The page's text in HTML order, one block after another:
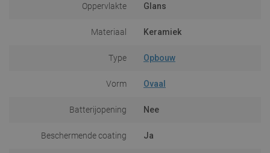
Oppervlakte Glans
Materiaal Keramiek
Type Opbouw
Vorm Ovaal
Batterijopening Nee
Beschermende coating Ja